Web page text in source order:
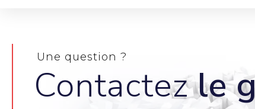
Une question ?
Contactezle